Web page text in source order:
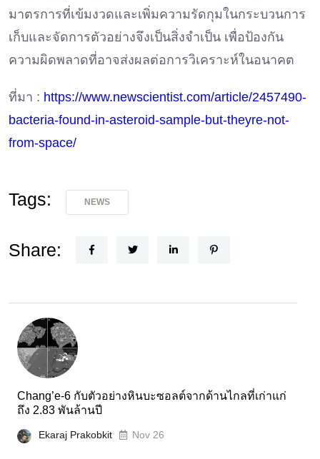
มาตรการที่เข้มงวดและเพิ่มความรัดกุมในกระบวนการ
เก็บและจัดการตัวอย่างจึงเป็นสิ่งจำเป็น เพื่อป้องกัน
ความผิดพลาดที่อาจส่งผลต่อการวิเคราะห์ในอนาคต
ที่มา : https://www.newscientist.com/article/2457490-
bacteria-found-in-asteroid-sample-but-theyre-not-
from-space/
Tags: NEWS
Share:
Chang’e-6 กับตัวอย่างหินบะซอลต์จากด้านไกลที่เก่าแก่
ถึง 2.83 พันล้านปี
Ekaraj Prakobkit Nov 26